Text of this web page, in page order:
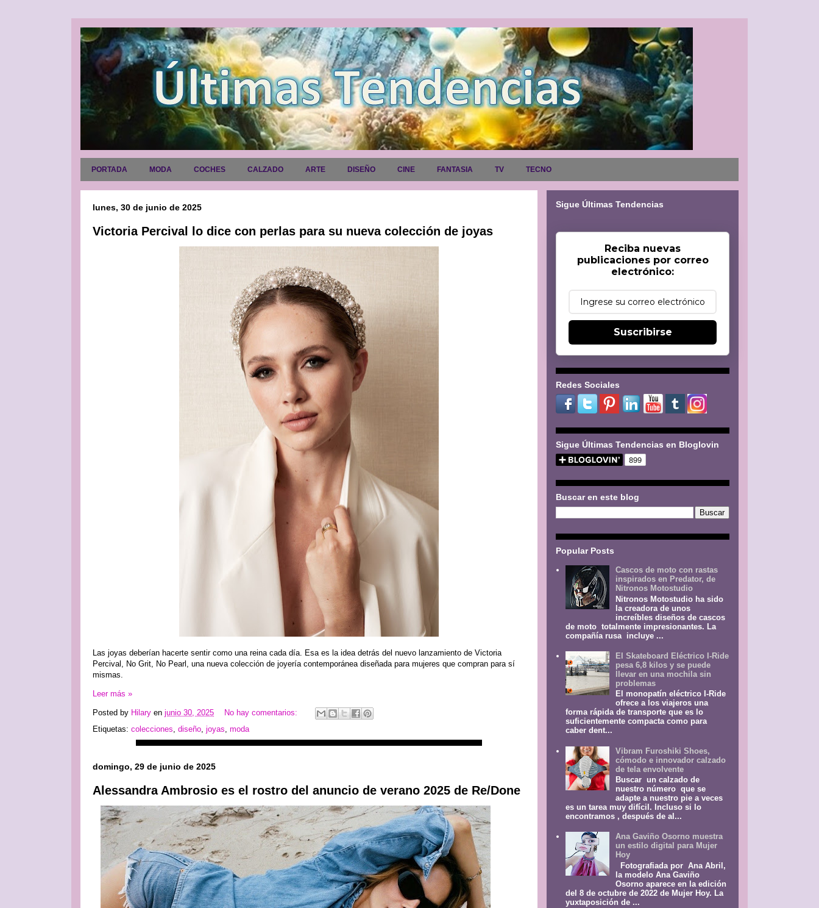
PORTADA MODA COCHES CALZADO ARTE DISEÑO CINE FANTASIA TV TECNO
lunes, 30 de junio de 2025
Victoria Percival lo dice con perlas para su nueva colección de joyas
Las joyas deberían hacerte sentir como una reina cada día. Esa es la idea detrás del nuevo lanzamiento de Victoria
Percival, No Grit, No Pearl, una nueva colección de joyería contemporánea diseñada para mujeres que compran para sí
mismas.
Leer más »
Posted by Hilary en junio 30, 2025
No hay comentarios:
Etiquetas: colecciones, diseño, joyas, moda
domingo, 29 de junio de 2025
Alessandra Ambrosio es el rostro del anuncio de verano 2025 de Re/Done
Sigue Últimas Tendencias
Reciba nuevas
publicaciones por correo
electrónico:
Suscribirse
Redes Sociales
Sigue Últimas Tendencias en Bloglovin
Buscar en este blog
Popular Posts
Cascos de moto con rastas
inspirados en Predator, de
Nitronos Motostudio
Nitronos Motostudio ha sido
la creadora de unos
increíbles diseños de cascos
de moto totalmente impresionantes. La
compañía rusa incluye ...
El Skateboard Eléctrico I-Ride
pesa 6,8 kilos y se puede
llevar en una mochila sin
problemas
El monopatín eléctrico I-Ride
ofrece a los viajeros una
forma rápida de transporte que es lo
suficientemente compacta como para
caber dent...
Vibram Furoshiki Shoes,
cómodo e innovador calzado
de tela envolvente
Buscar un calzado de
nuestro número que se
adapte a nuestro pie a veces
es un tarea muy difícil. Incluso si lo
encontramos , después de al...
Ana Gaviño Osorno muestra
un estilo digital para Mujer
Hoy
Fotografiada por Ana Abril,
la modelo Ana Gaviño
Osorno aparece en la edición
del 8 de octubre de 2022 de Mujer Hoy. La
yuxtaposición de ...